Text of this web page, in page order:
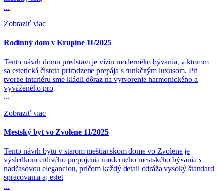
...
Zobraziť viac
Rodinný dom v Krupine 11/2025
Tento návrh domu predstavuje víziu moderného bývania, v ktorom
sa estetická čistota prirodzene prepája s funkčným luxusom. Pri
tvorbe interiéru sme kládli dôraz na vytvorenie harmonického a
vyváženého pro
...
Zobraziť viac
Mestský byt vo Zvolene 11/2025
Tento návrh bytu v starom meštianskom dome vo Zvolene je
výsledkom citlivého prepojenia moderného mestského bývania s
nadčasovou eleganciou, pričom každý detail odráža vysoký štandard
spracovania aj estet
...